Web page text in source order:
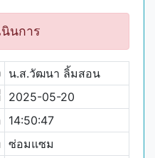
นินการ
น.ส.วัฒนา ลิ้มสอน
2025-05-20
14:50:47
ซ่อมแซม